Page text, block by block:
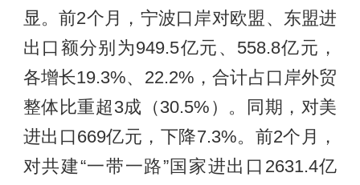
显。前2个月，宁波口岸对欧盟、东盟进
出口额分别为949.5亿元、558.8亿元，
各增长19.3%、22.2%，合计占口岸外贸
整体比重超3成（30.5%）。同期，对美
进出口669亿元，下降7.3%。前2个月，
对共建“一带一路”国家进出口2631.4亿